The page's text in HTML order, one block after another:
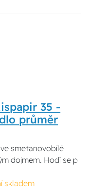
35 -
průměr
smetanovobílé
dojmem. Hodí se p
skladem